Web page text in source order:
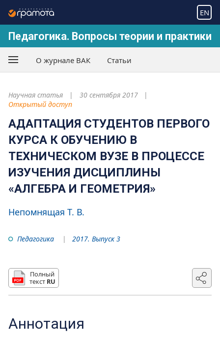
EN
Педагогика. Вопросы теории и практики
О журнале ВАК Статьи
Научная статья
30 сентября 2017
Открытый доступ
АДАПТАЦИЯ СТУДЕНТОВ ПЕРВОГО
КУРСА К ОБУЧЕНИЮ В
ТЕХНИЧЕСКОМ ВУЗЕ В ПРОЦЕССЕ
ИЗУЧЕНИЯ ДИСЦИПЛИНЫ
«АЛГЕБРА И ГЕОМЕТРИЯ»
Непомнящая Т. В.
Педагогика 2017. Выпуск 3
Полный
текст RU
Аннотация